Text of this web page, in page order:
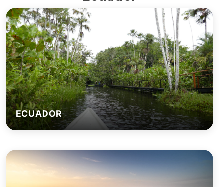
ECUADOR